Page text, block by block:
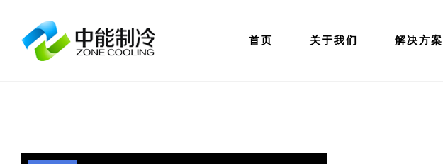
首页 关于我们 解决方案